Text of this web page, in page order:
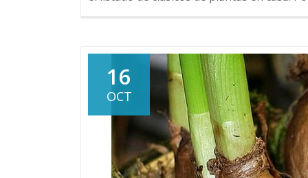
16
OCT